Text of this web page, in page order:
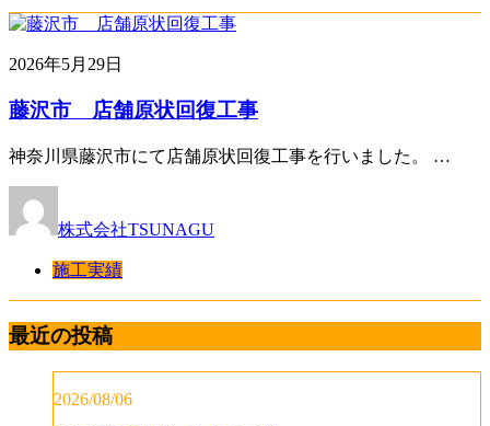
2026年5月29日
藤沢市 店舗原状回復工事
神奈川県藤沢市にて店舗原状回復工事を行いました。 …
株式会社TSUNAGU
施工実績
最近の投稿
2026/08/06